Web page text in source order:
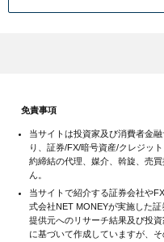
免責事項
当サイトは投資家及び消費者金
り、証券/FX/暗号資産/クレジッ
約締結の代理、媒介、斡旋、売
ん。
当サイトで紹介する証券会社や
式会社NET MONEYが実施した
提供元へのリサーチ結果及び投
に基づいて作成していますが、